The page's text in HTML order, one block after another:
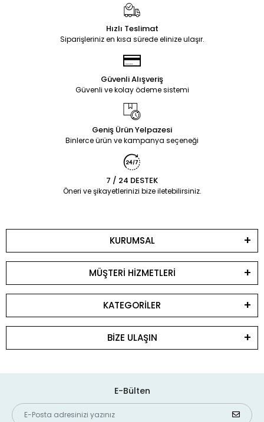
Hızlı Teslimat
Siparişleriniz en kısa sürede elinize ulaşır.
Güvenli Alışveriş
Güvenli ve kolay ödeme sistemi
Geniş Ürün Yelpazesi
Binlerce ürün ve kampanya seçeneği
7 / 24 DESTEK
Öneri ve şikayetlerinizi bize iletebilirsiniz.
KURUMSAL
MÜŞTERİ HİZMETLERİ
KATEGORİLER
BİZE ULAŞIN
E-Bülten